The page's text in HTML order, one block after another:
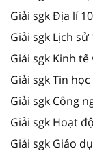
Giải sgk Địa lí
Giải sgk Lịch sử
Giải sgk Kinh
Giải sgk Tin
Giải sgk Công
Giải sgk Hoạt
Giải sgk Giáo